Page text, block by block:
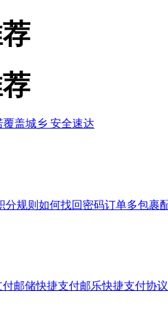
覆盖城乡 安全速达
分规则 如何找回密码订单多包裹
付邮储快捷支付邮乐快捷支付协议